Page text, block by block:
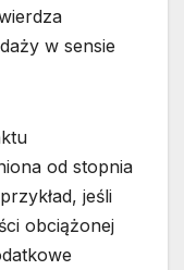
w sensie
od stopnia
jeśli
obciążonej